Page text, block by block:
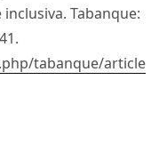
Tabanque:
tabanque/article